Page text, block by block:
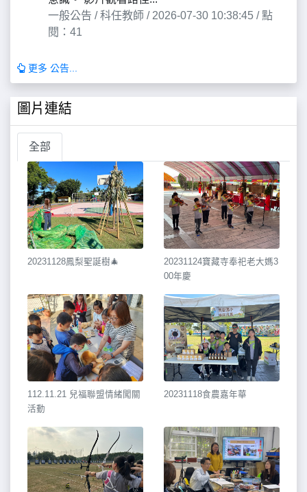
一般公告 / 科任教師 / 2026-07-30 10:38:45 / 點
閱：41
更多 公告...
圖片連結
全部
20231128鳳梨聖誕樹🎄
20231124寶藏寺奉祀老大媽3
00年慶
112.11.21 兒福聯盟情緒闖關
活動
20231118食農嘉年華